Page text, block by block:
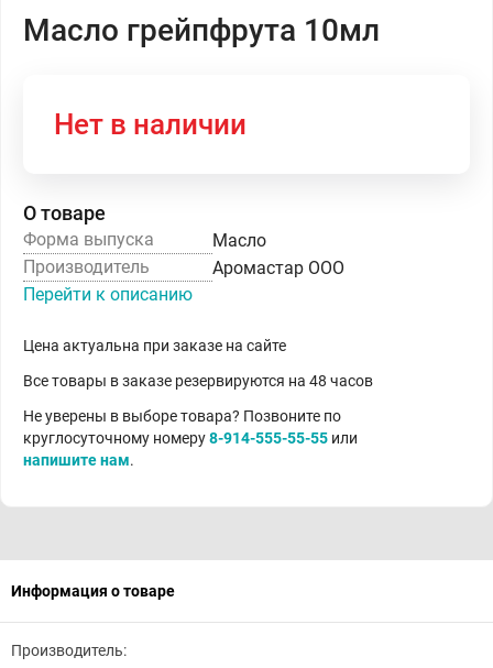
Масло грейпфрута 10мл
Нет в наличии
О товаре
Форма выпуска
Масло
Производитель
Аромастар ООО
Перейти к описанию
Цена актуальна при заказе на сайте
Все товары в заказе резервируются на 48 часов
Не уверены в выборе товара? Позвоните по
круглосуточному номеру8-914-555-55-55 или
напишите нам.
Информация о товаре
Производитель: